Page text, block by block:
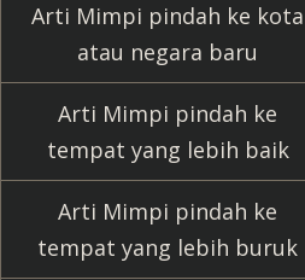
Arti Mimpi pindah ke kota
atau negara baru
Arti Mimpi pindah ke
tempat yang lebih baik
Arti Mimpi pindah ke
tempat yang lebih buruk